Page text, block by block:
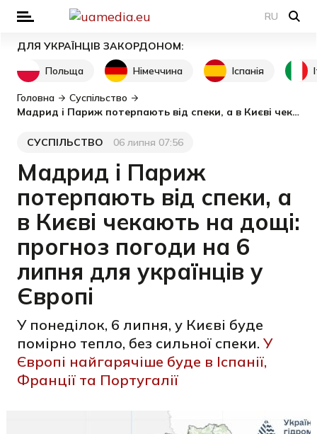
RU
ДЛЯ УКРАЇНЦІВ ЗАКОРДОНОМ:
Польща
Німеччина Іспанія
Головна
Суспільство
Мадрид і Париж потерпають від спеки, а в Києві чекають на дощі: прогноз погоди на 6 липня для українців у Європі
Категорія
СУСПІЛЬСТВО
Дата публікації06 липня 07:56
Мадрид і Париж
потерпають від спеки, а
в Києві чекають на дощі:
прогноз погоди на 6
липня для українців у
Європі
У понеділок, 6 липня, у Києві буде
помірно тепло, без сильної спеки. У
Європі найгарячіше буде в Іспанії,
Франції та Португалії